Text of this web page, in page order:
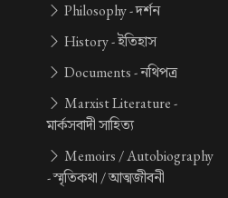
Philosophy -দর্শন
History -ইতিহাস
Documents -নথিপত্র
Marxist Literature -
মার্কসবাদী সাহিত্য
Memoirs / Autobiography
-স্মৃতিকথা / আত্মজীবনী